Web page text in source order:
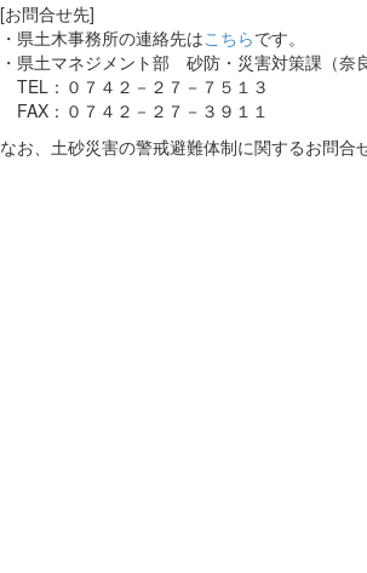
[お問合せ先]
・県土木事務所の連絡先はこちらです。
・県土マネジメント部 砂防・災害対策課（奈
TEL：０７４２－２７－７５１３
FAX：０７４２－２７－３９１１
なお、土砂災害の警戒避難体制に関するお問